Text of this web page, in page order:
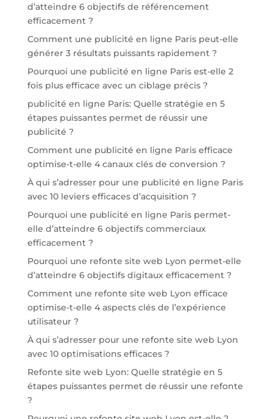
d’atteindre 6 objectifs de référencement
efficacement ?
Comment une publicité en ligne Paris peut-elle
générer 3 résultats puissants rapidement ?
Pourquoi une publicité en ligne Paris est-elle 2
fois plus efficace avec un ciblage précis ?
publicité en ligne Paris: Quelle stratégie en 5
étapes puissantes permet de réussir une
publicité ?
Comment une publicité en ligne Paris efficace
optimise-t-elle 4 canaux clés de conversion ?
À qui s’adresser pour une publicité en ligne Paris
avec 10 leviers efficaces d’acquisition ?
Pourquoi une publicité en ligne Paris permet-
elle d’atteindre 6 objectifs commerciaux
efficacement ?
Pourquoi une refonte site web Lyon permet-elle
d’atteindre 6 objectifs digitaux efficacement ?
Comment une refonte site web Lyon efficace
optimise-t-elle 4 aspects clés de l’expérience
utilisateur ?
À qui s’adresser pour une refonte site web Lyon
avec 10 optimisations efficaces ?
Refonte site web Lyon: Quelle stratégie en 5
étapes puissantes permet de réussir une refonte
?